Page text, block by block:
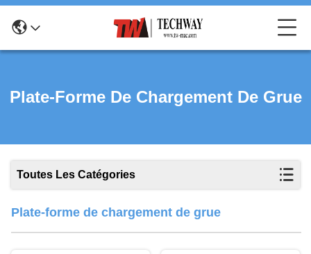
Plate-Forme De Chargement De Grue
Toutes Les Catégories
Plate-forme de chargement de grue